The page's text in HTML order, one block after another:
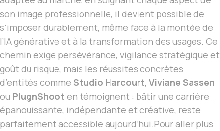
son image professionnelle, il devient possible de
s’imposer durablement, même face à la montée de
l’IA générative et à la transformation des usages. Ce
chemin exige persévérance, vigilance stratégique et
goût du risque, mais les réussites concrètes
d’entités comme Studio Harcourt, Viviane Sassen
ou PlugnShoot en témoignent : bâtir une carrière
épanouissante, indépendante et créative, reste
parfaitement accessible aujourd’hui.Pour aller plus